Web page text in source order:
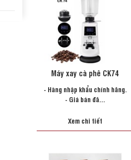
Máy xay cà phê CK74
- Hàng nhập khẩu chính hãng.
- Giá bán đã...
Xem chi tiết